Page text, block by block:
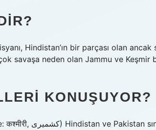
Hindistan’ın bir parçası olan ancak
savaşa neden olan Jammu ve Keşmir
KONUŞUYOR?